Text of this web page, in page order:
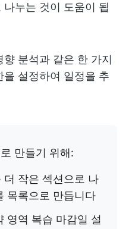
누는 것이 도움이 됩
분석과 같은 한 가지
설정하여 일정을 추
만들기 위해:
더 작은 섹션으로 나
목록으로 만듭니다
영역 복습 마감일 설